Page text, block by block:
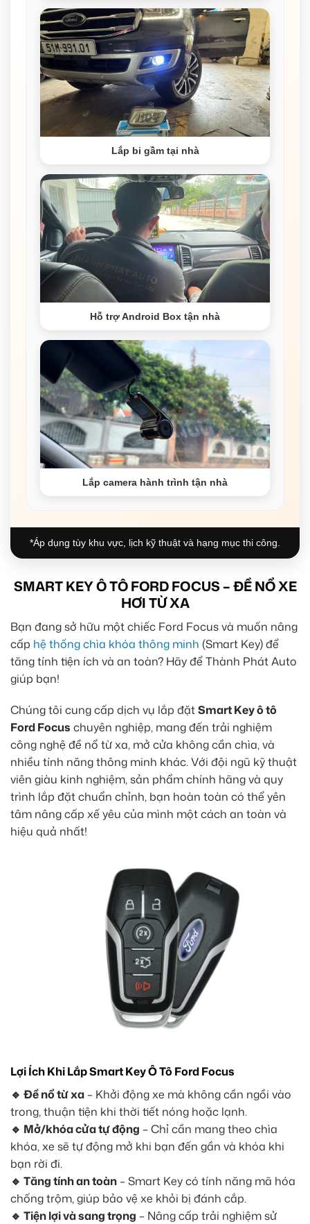
Lắp bi gầm tại nhà
Hỗ trợ Android Box tận nhà
Lắp camera hành trình tận nhà
*Áp dụng tùy khu vực, lịch kỹ thuật và hạng mục thi công.
SMART KEY Ô TÔ FORD FOCUS – ĐỀ NỔ XE
HƠI TỪ XA
Bạn đang sở hữu một chiếc Ford Focus và muốn nâng
cấp hệ thống chìa khóa thông minh (Smart Key) để
tăng tính tiện ích và an toàn? Hãy để Thành Phát Auto
giúp bạn!
Chúng tôi cung cấp dịch vụ lắp đặtSmart Key ô tô
Ford Focus chuyên nghiệp, mang đến trải nghiệm
công nghệ đề nổ từ xa, mở cửa không cần chìa, và
nhiều tính năng thông minh khác. Với đội ngũ kỹ thuật
viên giàu kinh nghiệm, sản phẩm chính hãng và quy
trình lắp đặt chuẩn chỉnh, bạn hoàn toàn có thể yên
tâm nâng cấp xế yêu của mình một cách an toàn và
hiệu quả nhất!
Lợi Ích Khi Lắp Smart Key Ô Tô Ford Focus
🔹 Đề nổ từ xa – Khởi động xe mà không cần ngồi vào
trong, thuận tiện khi thời tiết nóng hoặc lạnh.
🔹 Mở/khóa cửa tự động – Chỉ cần mang theo chìa
khóa, xe sẽ tự động mở khi bạn đến gần và khóa khi
bạn rời đi.
🔹 Tăng tính an toàn – Smart Key có tính năng mã hóa
chống trộm, giúp bảo vệ xe khỏi bị đánh cắp.
🔹 Tiện lợi và sang trọng – Nâng cấp trải nghiệm sử